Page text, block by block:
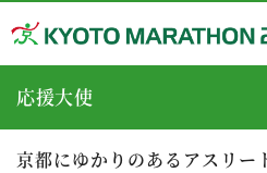
応援大使
京都にゆかりのあるアスリー